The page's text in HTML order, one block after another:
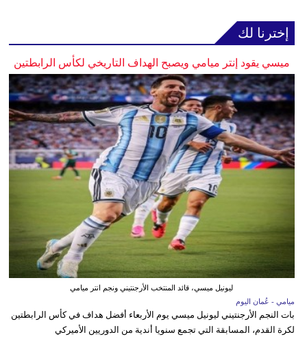
إخترنا لك
ميسي يقود إنتر ميامي ويصبح الهداف التاريخي لكأس الرابطتين
ليونيل ميسي، قائد المنتخب الأرجنتيني ونجم انتر ميامي
ميامي - عُمان اليوم
بات النجم الأرجنتيني ليونيل ميسي يوم الأربعاء أفضل هداف في كأس الرابطتين
لكرة القدم، المسابقة التي تجمع سنويا أندية من الدوريين الأميركي